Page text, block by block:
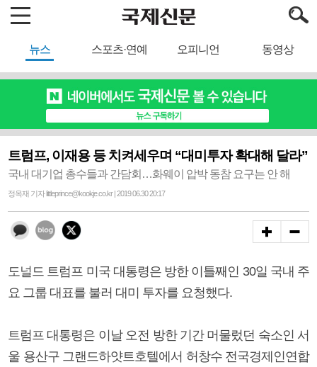
뉴스 스포츠·연예 오피니언 동영상
트럼프, 이재용 등 치켜세우며 “대미투자 확대해 달라”
국내 대기업 총수들과 간담회…화웨이 압박 동참 요구는 안 해
정옥재 기자 littleprince@kookje.co.kr | 2019.06.30 20:17
도널드 트럼프 미국 대통령은 방한 이틀째인 30일 국내 주
요 그룹 대표를 불러 대미 투자를 요청했다.
트럼프 대통령은 이날 오전 방한 기간 머물렀던 숙소인 서
울 용산구 그랜드하얏트호텔에서 허창수 전국경제인연합